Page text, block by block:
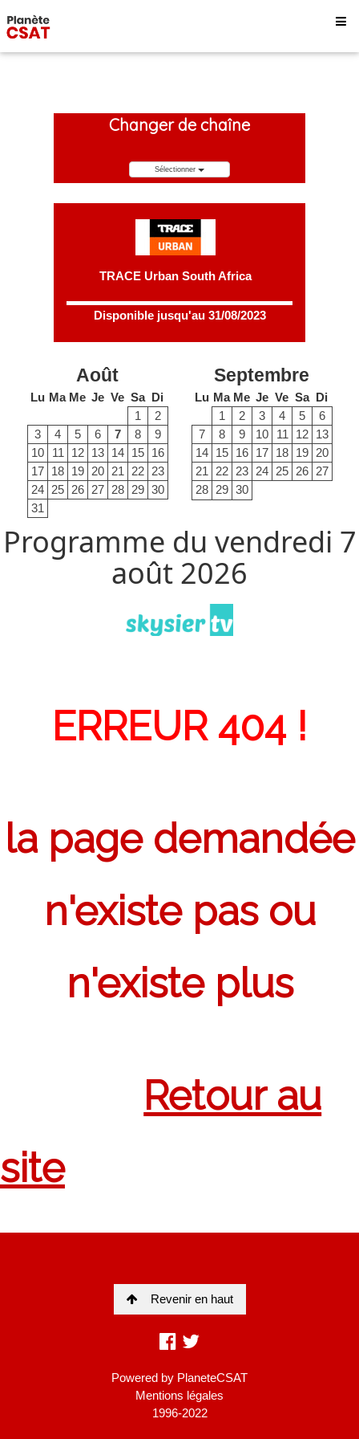
Changer de chaîne
Sélectionner
TRACE Urban South Africa
Disponible jusqu'au 31/08/2023
Août
Lu Ma Me Je Ve Sa Di
1
2
3
4 5 6 7 8
9
10
11 12 13 14 15 16
17 18 19 20 21 22 23
24 25 26 27 28 29 30
31
Septembre
Lu Ma Me Je Ve Sa Di
1
2 3 4 5
6
7
8 9 10 11 12 13
14 15 16 17 18 19 20
21
22 23 24 25 26 27
28 29 30
Programme du vendredi 7
août 2026
Revenir en haut
Powered by PlaneteCSAT
Mentions légales
1996-2022